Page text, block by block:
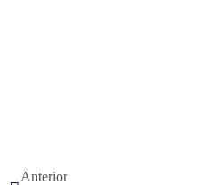
Anterior